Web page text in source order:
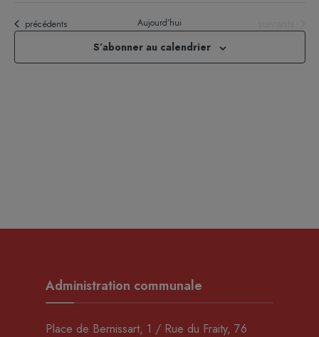
Évènements
précédents Aujourd’hui
S’abonner au calendrier
Administration communale
Place de Bernissart, 1 / Rue du Fraity, 76